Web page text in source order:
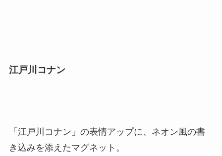
江戸川コナン
「江戸川コナン」の表情アップに、ネオン風の書
き込みを添えたマグネット。